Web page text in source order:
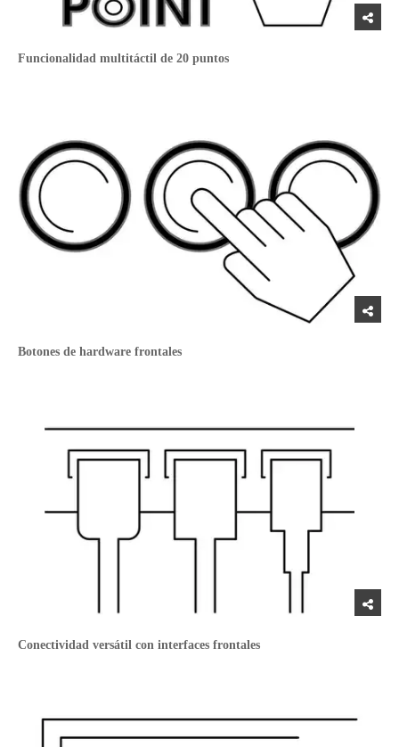
Funcionalidad multitáctil de 20 puntos
Botones de hardware frontales
Conectividad versátil con interfaces frontales